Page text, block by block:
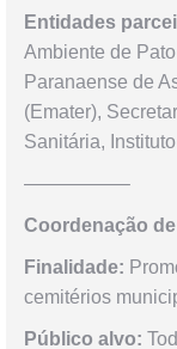
Entidades
Ambiente de
Paranaense de
(Emater),
Sanitária,
—————–
Coordenação
Finalidade:
cemitérios
Público alvo: